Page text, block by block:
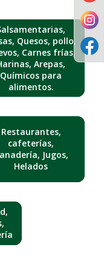
Quesos, pollo,
Carnes frías,
Arepas,
Químicos para
alimentos.
Restaurantes,
cafeterías,
Jugos,
Helados